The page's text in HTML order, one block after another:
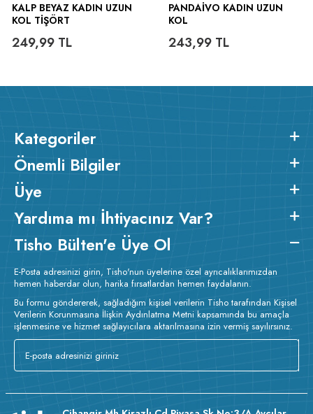
KALP BEYAZ KADIN UZUN
KOL TIŞÖRT
249,99 TL
PANDAIVO KADIN UZUN
KOL
243,99TL
Kategoriler
Önemli Bilgiler
Üye
Yardıma mı İhtiyacınız Var?
Tisho Bülten'e Üye Ol
E-Posta adresinizi girin, Tisho'nun üyelerine özel ayrıcalıklarımızdan
hemen haberdar olun, harika fırsatlardan hemen faydalanın.
Bu formu göndererek, sağladığım kişisel verilerin Tisho tarafından Kişisel
Verilerin Korunmasına İlişkin Aydınlatma Metni kapsamında bu amaçla
işlenmesine ve hizmet sağlayıcılara aktarılmasına izin vermiş sayılırsınız.